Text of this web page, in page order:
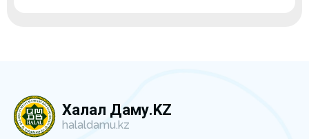
Халал Даму.KZ
halaldamu.kz